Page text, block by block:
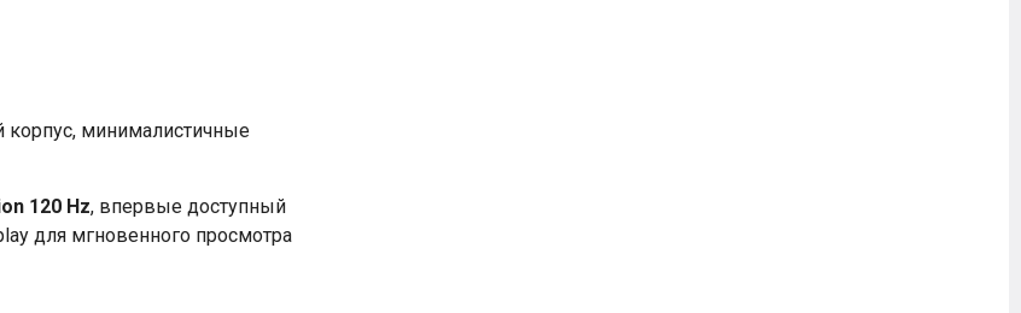
корпус, минималистичные
120 Hz, впервые доступный
для мгновенного просмотра